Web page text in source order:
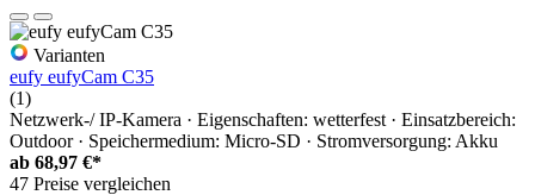
Varianten
eufy eufyCam C35
(1)
Netzwerk-/ IP-Kamera · Eigenschaften: wetterfest · Einsatzbereich:
Outdoor · Speichermedium: Micro-SD · Stromversorgung: Akku
ab 68,97 €*
47 Preise vergleichen